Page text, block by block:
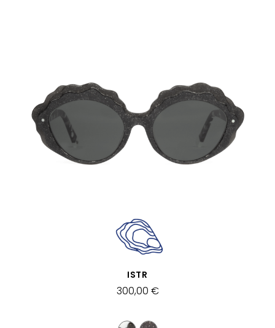
APERÇU RAPIDE
ISTR
300,00 €